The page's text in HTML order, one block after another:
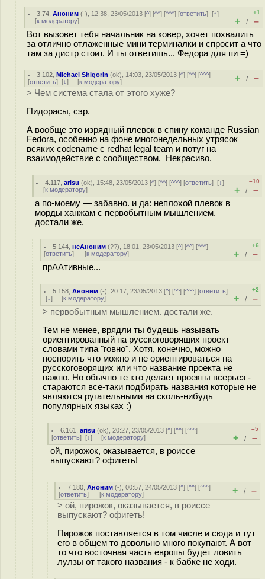
3.74 ,Аноним (-), 12:38, 23/05/2013 [^] [^^] [^^^] [ответить][↑]
[к модератору]
+1
+ / –
Вот вызовет тебя начальник на ковер, хочет похвалить
за отлично отлаженные мини терминалки и спросит а что
там за дистр стоит. И ты ответишь... Федора для пи =)
3.102 ,Michael Shigorin (ok), 14:03, 23/05/2013 [^] [^^] [^^^]
[ответить] [↓] [к модератору] + / –
> Чем система стала от этого хуже?
Пидорасы, сэр.
А вообще это изрядный плевок в спину команде Russian
Fedora, особенно на фоне многонедельных утрясок
всяких codename c redhat legal team и потуг на
взаимодействие с сообществом. Некрасиво.
4.117 ,arisu (ok), 15:48, 23/05/2013 [^] [^^] [^^^] [ответить][↓]
[к модератору]
–10
+ / –
а по-моему — забавно. и да: неплохой плевок в
морды ханжам с первобытным мышлением.
достали же.
5.144 ,неАноним (??), 18:01, 23/05/2013 [^] [^^] [^^^]
[ответить] [к модератору]
+6
+ / –
прААтивные...
5.158 ,Аноним (-), 20:17, 23/05/2013 [^] [^^] [^^^] [ответить]
[↓] [к модератору]
+2
+ / –
> первобытным мышлением. достали же.
Тем не менее, врядли ты будешь называть
ориентированный на русскоговорящих проект
словами типа "гoвно". Хотя, конечно, можно
поспорить что можно и не ориентироваться на
русскоговорящих или что название проекта не
важно. Но обычно те кто делает проекты всерьез -
стараются все-таки подбирать названия которые не
являются ругательными на сколь-нибудь
популярных языках :)
6.161 ,arisu (ok), 20:27, 23/05/2013 [^] [^^] [^^^]
[ответить] [↓] [к модератору]
–5
+ / –
ой, пирожок, оказывается, в роиссе
выпускают? офигеть!
7.180 ,Аноним (-), 00:57, 24/05/2013 [^] [^^] [^^^]
[ответить] [к модератору] + / –
> ой, пирожок, оказывается, в роиссе
выпускают? офигеть!
Пирожок поставляется в том числе и сюда и тут
его в общем то довольно много покупают. А вот
то что восточная часть европы будет ловить
лулзы от такого названия - к бабке не ходи.